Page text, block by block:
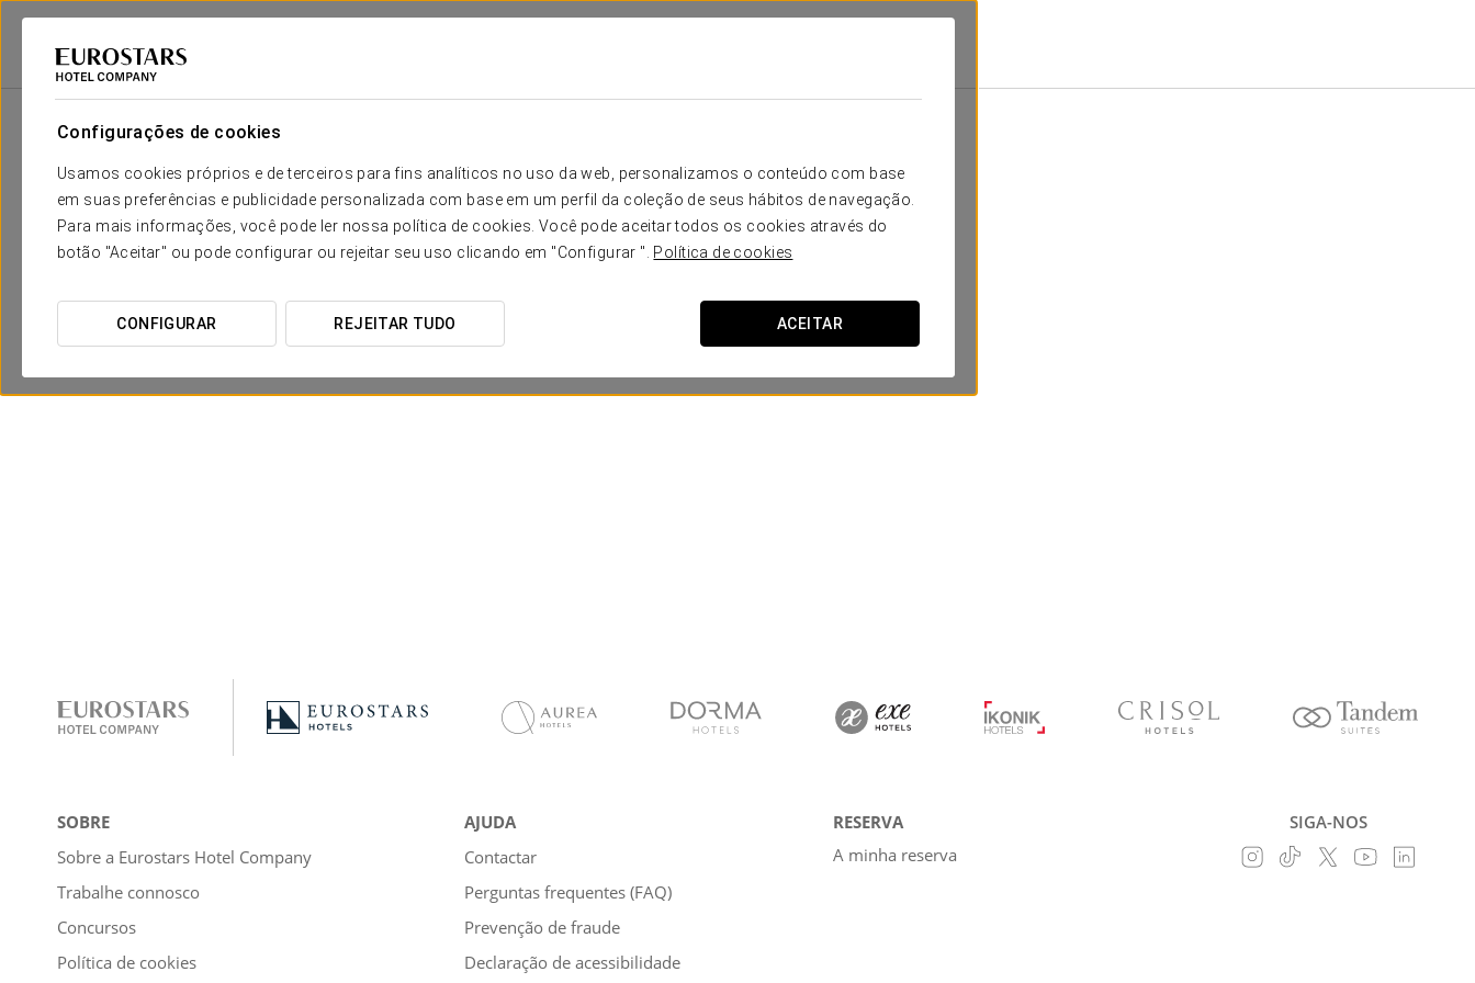
Configurações de cookies
Usamos cookies próprios e de terceiros para fins analíticos no uso da web, personalizamos o conteúdo com base
em suas preferências e publicidade personalizada com base em um perfil da coleção de seus hábitos de navegação.
Para mais informações, você pode ler nossa política de cookies. Você pode aceitar todos os cookies através do
botão "Aceitar" ou pode configurar ou rejeitar seu uso clicando em "Configurar ". Política de cookies
CONFIGURAR REJEITAR TUDO ACEITAR
Eurostars Hotel Company
SOBRE
Sobre a Eurostars Hotel Company
Trabalhe connosco
Concursos
Política de cookies
AJUDA
Contactar
Perguntas frequentes (FAQ)
Prevenção de fraude
Declaração de acessibilidade
RESERVA
A minha reserva
SIGA-NOS